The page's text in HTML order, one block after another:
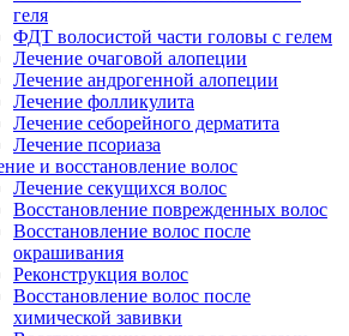
геля
ФДТ волосистой части головы с гелем
Лечение очаговой алопеции
Лечение андрогенной алопеции
Лечение фолликулита
Лечение себорейного дерматита
Лечение псориаза
и восстановление волос
Лечение секущихся волос
Восстановление поврежденных волос
Восстановление волос после
окрашивания
Реконструкция волос
Восстановление волос после
химической завивки